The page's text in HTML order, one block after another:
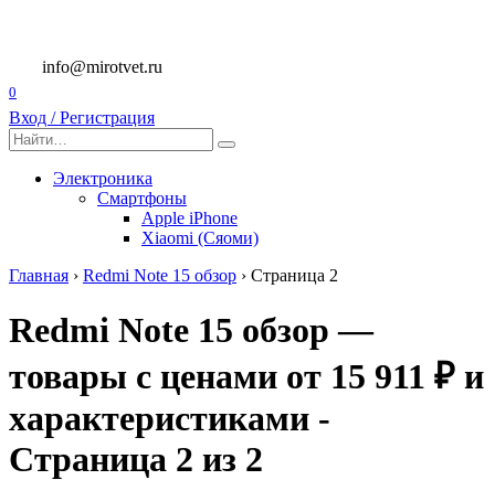
содержанию
info@mirotvet.ru
0
Вход / Регистрация
Search
for:
Электроника
Смартфоны
Apple iPhone
Xiaomi (Сяоми)
Главная › Redmi Note 15 обзор › Страница 2
Redmi Note 15 обзор —
товары с ценами от 15 911 ₽ и
характеристиками -
Страница 2 из 2